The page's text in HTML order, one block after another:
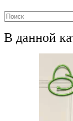
В данной